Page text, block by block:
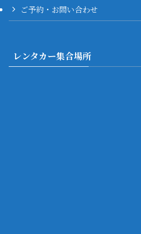
ご予約・お問い合わせ
レンタカー集合場所